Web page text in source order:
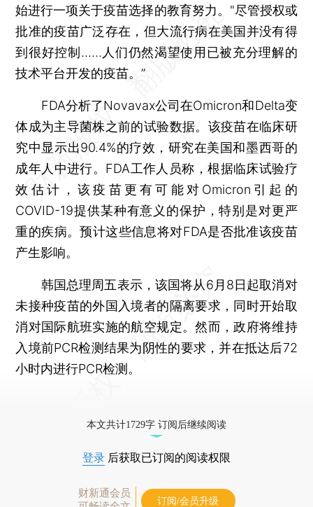
始进行一项关于疫苗选择的教育努力。"尽管授权或
批准的疫苗广泛存在，但大流行病在美国并没有得
到很好控制......人们仍然渴望使用已被充分理解的
技术平台开发的疫苗。”
FDA分析了Novavax公司在Omicron和Delta变
体成为主导菌株之前的试验数据。该疫苗在临床研
究中显示出90.4%的疗效，研究在美国和墨西哥的
成年人中进行。FDA工作人员称，根据临床试验疗
效估计，该疫苗更有可能对Omicron引起的
COVID-19提供某种有意义的保护，特别是对更严
重的疾病。预计这些信息将对FDA是否批准该疫苗
产生影响。
韩国总理周五表示，该国将从6月8日起取消对
未接种疫苗的外国入境者的隔离要求，同时开始取
消对国际航班实施的航空规定。然而，政府将维持
入境前PCR检测结果为阴性的要求，并在抵达后72
小时内进行PCR检测。
本文共计1729字 订阅后继续阅读
登录 后获取已订阅的阅读权限
财新通会员
订阅/会员升级